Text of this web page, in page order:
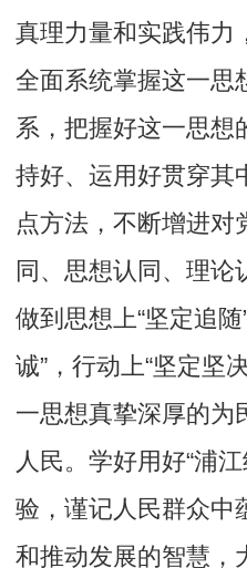
真理力量和实践伟力
全面系统掌握这一思
系，把握好这一思想
持好、运用好贯穿其
点方法，不断增进对
同、思想认同、理论
做到思想上“坚定追
诚”，行动上“坚定坚
一思想真挚深厚的为
人民。学好用好“浦
验，谨记人民群众中
和推动发展的智慧，